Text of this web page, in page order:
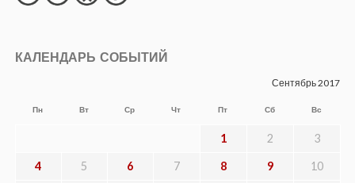
КАЛЕНДАРЬ СОБЫТИЙ
Сентябрь 2017
Пн Вт Ср Чт Пт Сб Вс
1 2 3
4 5 6 7 8 9 10